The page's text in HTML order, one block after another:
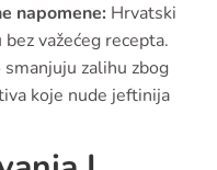
napomene: Hrvatski
važećeg recepta.
zalihu zbog
koje nude jeftinija